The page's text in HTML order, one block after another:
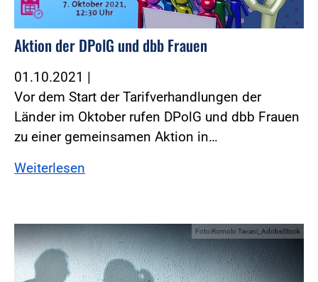
Aktion der DPolG und dbb Frauen
01.10.2021 |
Vor dem Start der Tarifverhandlungen der
Länder im Oktober rufen DPolG und dbb Frauen
zu einer gemeinsamen Aktion in…
Weiterlesen
Foto:Romolo Tavani_AdobeStock